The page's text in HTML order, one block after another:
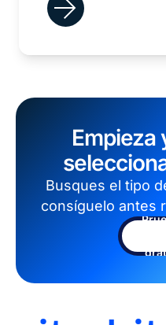
Empieza
Busques el tipo
consíguelo antes